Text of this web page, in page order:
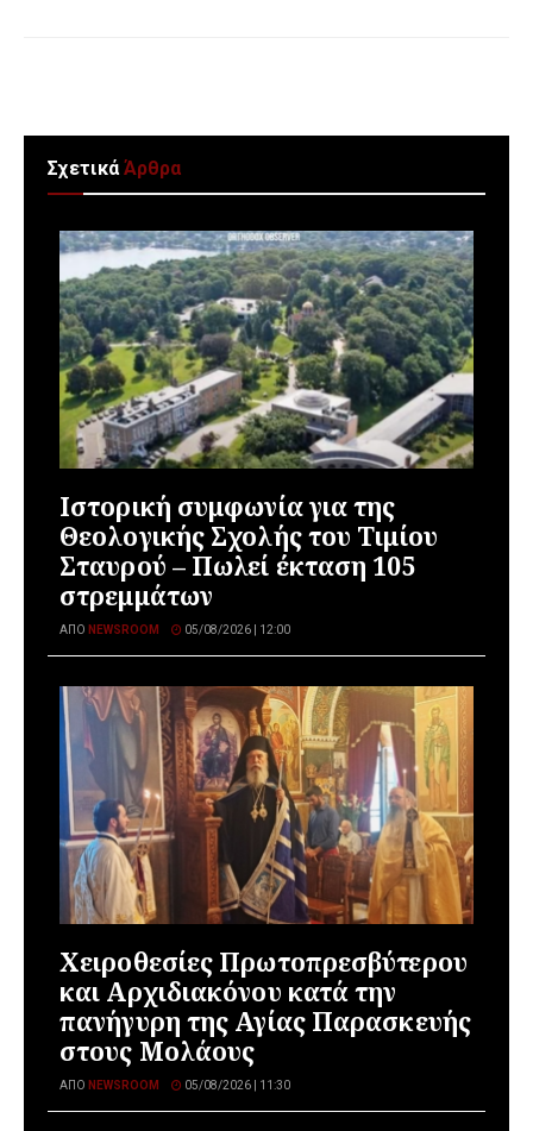
ΣχετικάΆρθρα
Ιστορική συμφωνία για της
Θεολογικής Σχολής του Τιμίου
Σταυρού – Πωλεί έκταση 105
στρεμμάτων
ΑΠΌ NEWSROOM 05/08/2026 | 12:00
Χειροθεσίες Πρωτοπρεσβύτερου
και Αρχιδιακόνου κατά την
πανήγυρη της Αγίας Παρασκευής
στους Μολάους
ΑΠΌ NEWSROOM 05/08/2026 | 11:30